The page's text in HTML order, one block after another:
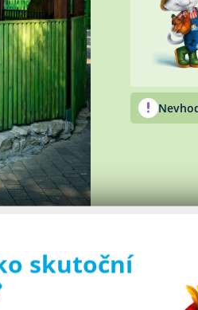
skvelé
skutoční